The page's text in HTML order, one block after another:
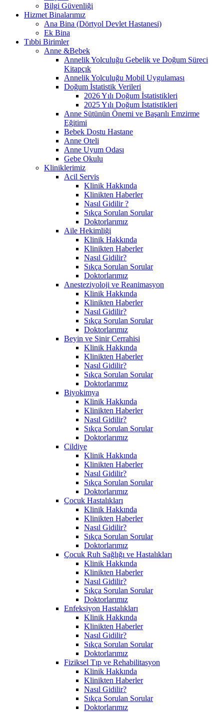
Bilgi Güvenliği
Hizmet Binalarımız
Ana Bina (Dörtyol Devlet Hastanesi)
Ek Bina
Tıbbi Birimler
Anne &Bebek
Annelik Yolculuğu Gebelik ve Doğum Süreci
Kitapçık
Annelik Yolculuğu Mobil Uygulaması
Doğum İstatistik Verileri
2026 Yılı Doğum İstatistikleri
2025 Yılı Doğum İstatistikleri
Anne Sütünün Önemi ve Başarılı Emzirme
Eğitimi
Bebek Dostu Hastane
Anne Oteli
Anne Uyum Odası
Gebe Okulu
Kliniklerimiz
Acil Servis
Klinik Hakkında
Klinikten Haberler
Nasıl Gidilir ?
Sıkça Sorulan Sorular
Doktorlarımız
Aile Hekimliği
Klinik Hakkında
Klinikten Haberler
Nasıl Gidilir?
Sıkça Sorulan Sorular
Doktorlarımız
Anesteziyoloji ve Reanimasyon
Klinik Hakkında
Klinikten Haberler
Nasıl Gidilir?
Sıkça Sorulan Sorular
Doktorlarımız
Beyin ve Sinir Cerrahisi
Klinik Hakkında
Klinikten Haberler
Nasıl Gidilir?
Sıkça Sorulan Sorular
Doktorlarımız
Biyokimya
Klinik Hakkında
Klinikten Haberler
Nasıl Gidilir?
Sıkça Sorulan Sorular
Doktorlarımız
Cildiye
Klinik Hakkında
Klinikten Haberler
Nasıl Gidilir?
Sıkça Sorulan Sorular
Doktorlarımız
Çocuk Hastalıkları
Klinik Hakkında
Klinikten Haberler
Nasıl Gidilir?
Sıkça Sorulan Sorular
Doktorlarımız
Çocuk Ruh Sağlığı ve Hastalıkları
Klinik Hakkında
Klinikten Haberler
Nasıl Gidilir?
Sıkça Sorulan Sorular
Doktorlarımız
Enfeksiyon Hastalıkları
Klinik Hakkında
Klinikten Haberler
Nasıl Gidilir?
Sıkça Sorulan Sorular
Doktorlarımız
Fiziksel Tıp ve Rehabilitasyon
Klinik Hakkında
Klinikten Haberler
Nasıl Gidilir?
Sıkça Sorulan Sorular
Doktorlarımız